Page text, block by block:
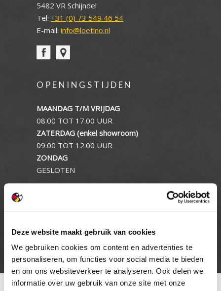
Deze website maakt gebruik van cookies
We gebruiken cookies om content en advertenties te
personaliseren, om functies voor social media te bieden
en om ons websiteverkeer te analyseren. Ook delen we
informatie over uw gebruik van onze site met onze
5482 VR Schijndel
Tel: +31 (0) 73 549 46 54
E-mail: info@loetino.nl
OPENINGSTIJDEN
MAANDAG T/M VRIJDAG
08.00 TOT 17.00 UUR
ZATERDAG (enkel showroom)
09.00 TOT 12.00 UUR
ZONDAG
GESLOTEN
Cookie beleid
Contact